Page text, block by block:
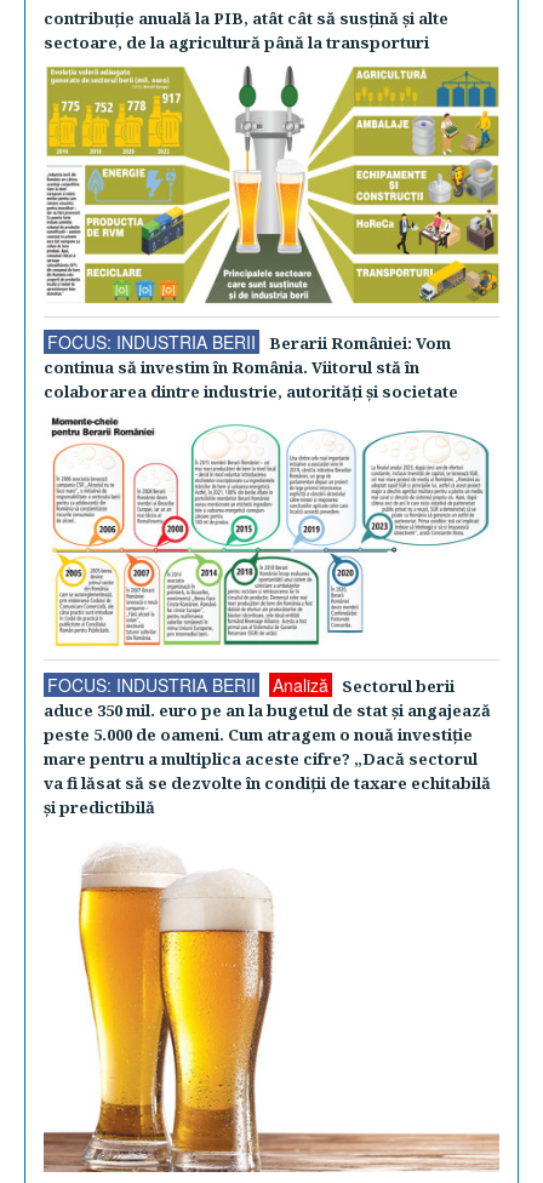
contribuţie anuală la PIB, atât cât să susţină şi alte
sectoare, de la agricultură până la transporturi
FOCUS: INDUSTRIA BERII
Berarii României: Vom
continua să investim în România. Viitorul stă în
colaborarea dintre industrie, autorităţi şi societate
FOCUS: INDUSTRIA BERII Analiză
Sectorul berii
aduce 350 mil. euro pe an la bugetul de stat şi angajează
peste 5.000 de oameni. Cum atragem o nouă investiţie
mare pentru a multiplica aceste cifre? „Dacă sectorul
va fi lăsat să se dezvolte în condiţii de taxare echitabilă
şi predictibilă